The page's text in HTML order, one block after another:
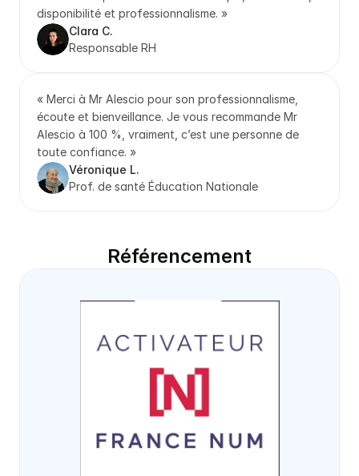
disponibilité et professionnalisme. »
Clara C.
Responsable RH
« Merci à Mr Alescio pour son professionnalisme,
écoute et bienveillance. Je vous recommande Mr
Alescio à 100 %, vraiment, c’est une personne de
toute confiance. »
Véronique L.
Prof. de santé Éducation Nationale
Référencement